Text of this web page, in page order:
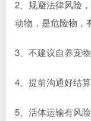
2、规避法律风险
动物，是危险物，
3、不建议自养宠物
4、提前沟通好结
5、活体运输有风